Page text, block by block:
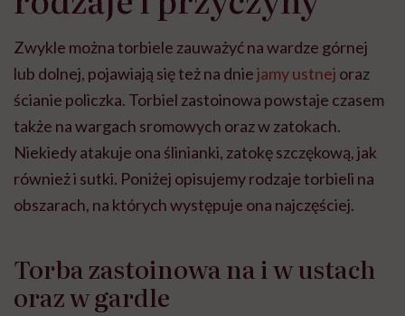
Zwykle można torbiele zauważyć na wardze górnej
lub dolnej, pojawiają się też na dniejamy ustnej oraz
ścianie policzka. Torbiel zastoinowa powstaje czasem
także na wargach sromowych oraz w zatokach.
Niekiedy atakuje ona ślinianki, zatokę szczękową, jak
również i sutki. Poniżej opisujemy rodzaje torbieli na
obszarach, na których występuje ona najczęściej.
Torba zastoinowa na i w ustach
oraz w gardle